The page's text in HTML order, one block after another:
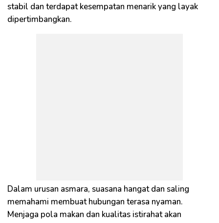
stabil dan terdapat kesempatan menarik yang layak
dipertimbangkan.
Dalam urusan asmara, suasana hangat dan saling
memahami membuat hubungan terasa nyaman.
Menjaga pola makan dan kualitas istirahat akan